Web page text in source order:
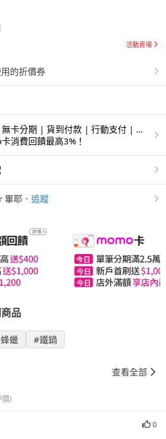
活動賣場
的折價券
卡分期 | 貨到付款 | 行動支付 | 超
| 銀聯卡
消費回饋最高3%！
畢耶 ． 追蹤
品
蠟 #鐵鍋
查看全部
)
0